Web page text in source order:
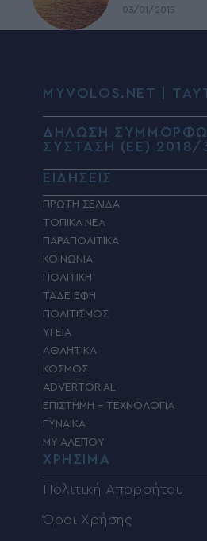
03/01/2015
MYVOLOS.NET |
ΔΗΛΩΣΗ
ΣΥΣΤΑΣΗ (ΕΕ) 2018/
ΕΙΔΗΣΕΙΣ
ΠΡΩΤΗ ΣΕΛΙΔΑ
ΤΟΠΙΚΑ ΝΕΑ
ΠΑΡΑΠΟΛΙΤΙΚΑ
ΚΟΙΝΩΝΙΑ
ΠΟΛΙΤΙΚΗ
ΤΑΔΕ ΕΦΗ
ΠΟΛΙΤΙΣΜΟΣ
ΥΓΕΙΑ
ΑΘΛΗΤΙΚΑ
ΚΟΣΜΟΣ
ADVERTORIAL
ΕΠΙΣΤΗΜΗ – ΤΕΧΝΟΛΟΓΙΑ
ΓΥΝΑΙΚΑ
MY ΑΛΕΠΟΥ
ΧΡΗΣΙΜΑ
Πολιτική Απορρήτου
Όροι Χρήσης